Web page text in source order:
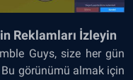
Reklamları İzleyin
Guys, size her gün
görünümü almak için